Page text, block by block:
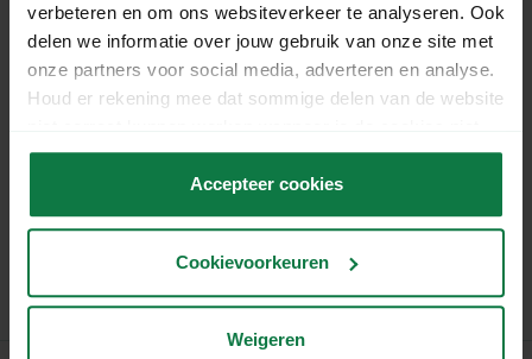
verbeteren en om ons websiteverkeer te analyseren. Ook
delen we informatie over jouw gebruik van onze site met
onze partners voor social media, adverteren en analyse.
Houd er rekening mee dat sommige delen van de website
accepteert.
Accepteer cookies
Cookievoorkeuren
Weigeren
WhatsApp